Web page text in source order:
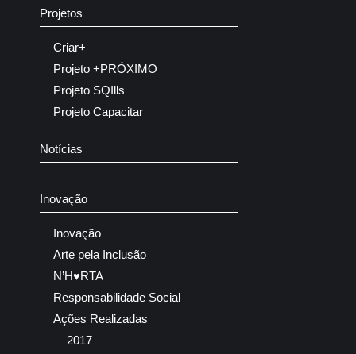
Projetos
Criar+
Projeto +PRÓXIMO
Projeto SQIlls
Projeto Capacitar
Notícias
Inovação
Inovação
Arte pela Inclusão
N’H♥RTA
Responsabilidade Social
Ações Realizadas
2017